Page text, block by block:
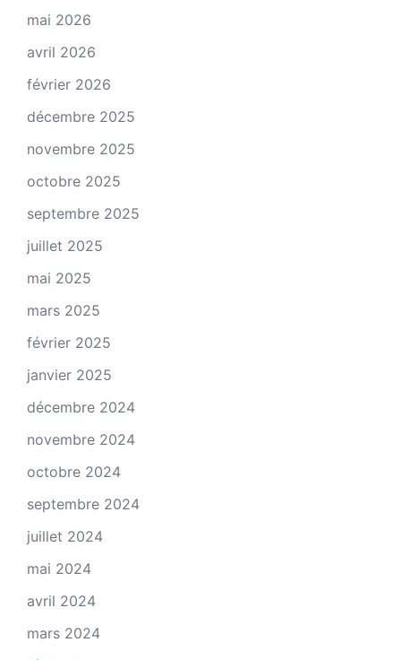
mai 2026
avril 2026
février 2026
décembre 2025
novembre 2025
octobre 2025
septembre 2025
juillet 2025
mai 2025
mars 2025
février 2025
janvier 2025
décembre 2024
novembre 2024
octobre 2024
septembre 2024
juillet 2024
mai 2024
avril 2024
mars 2024